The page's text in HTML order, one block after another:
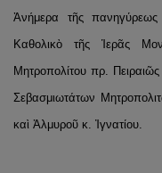
Ἀνήμερα τῆς πανηγύρεως
Καθολικὸ τῆς Ἱερᾶς
Μητροπολίτου πρ.
Σεβασμιωτάτων
καὶ Ἁλμυροῦ κ. Ἰγνατίου.